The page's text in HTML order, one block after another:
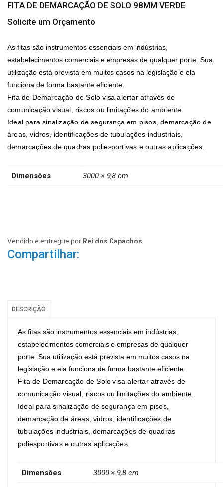
FITA DE DEMARCAÇÃO DE SOLO 98MM VERDE
Solicite um Orçamento
As fitas são instrumentos essenciais em indústrias,
estabelecimentos comerciais e empresas de qualquer porte. Sua
utilização está prevista em muitos casos na legislação e ela
funciona de forma bastante eficiente.
Fita de Demarcação de Solo visa alertar através de
comunicação visual, riscos ou limitações do ambiente.
Ideal para sinalização de segurança em pisos, demarcação de
áreas, vidros, identificações de tubulações industriais,
demarcações de quadras poliesportivas e outras aplicações.
Dimensões 3000 × 9,8 cm
Vendido e entregue por Rei dos Capachos
Compartilhar:
DESCRIÇÃO
As fitas são instrumentos essenciais em indústrias,
estabelecimentos comerciais e empresas de qualquer
porte. Sua utilização está prevista em muitos casos na
legislação e ela funciona de forma bastante eficiente.
Fita de Demarcação de Solo visa alertar através de
comunicação visual, riscos ou limitações do ambiente.
Ideal para sinalização de segurança em pisos,
demarcação de áreas, vidros, identificações de
tubulações industriais, demarcações de quadras
poliesportivas e outras aplicações.
Dimensões 3000 × 9,8 cm